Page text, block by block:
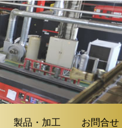
製品・加工 お問合せ